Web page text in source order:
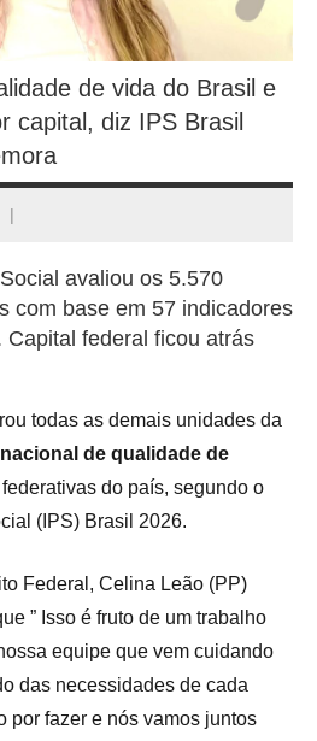
de vida do Brasil e
capital, diz IPS Brasil
avaliou os 5.570
com base em 57 indicadores
federal ficou atrás
todas as demais unidades da
de qualidade de
do país, segundo o
(IPS) Brasil 2026.
Federal, Celina Leão (PP)
” Isso é fruto de um trabalho
equipe que vem cuidando
das necessidades de cada
por fazer e nós vamos juntos